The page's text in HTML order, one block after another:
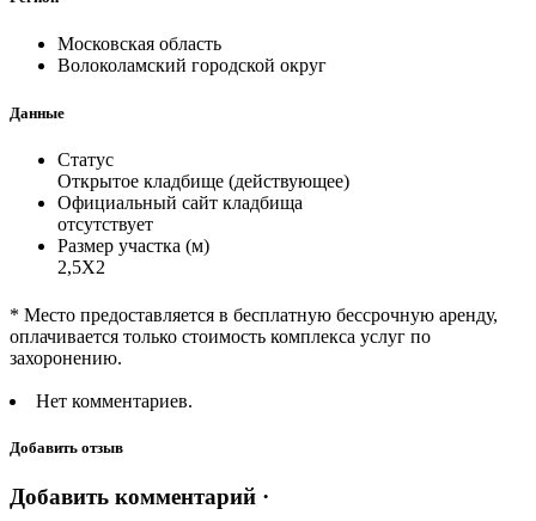
Московская область
Волоколамский городской округ
Данные
Статус
Открытое кладбище (действующее)
Официальный сайт кладбища
отсутствует
Размер участка (м)
2,5Х2
* Место предоставляется в бесплатную бессрочную аренду,
оплачивается только стоимость комплекса услуг по
захоронению.
Нет комментариев.
Добавить отзыв
Добавить комментарий ·